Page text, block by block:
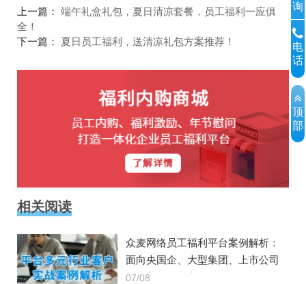
上一篇： 端午礼盒礼包，夏日清凉套餐，员工福利一应俱
全！
下一篇： 夏日员工福利，送清凉礼包方案推荐！
相关阅读
众麦网络员工福利平台案例解析：
面向央国企、大型集团、上市公司
全场景服务方案
07/08
询
电
话
顶
部